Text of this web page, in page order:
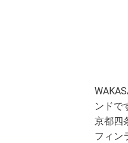
ンドで
京都四
フィン